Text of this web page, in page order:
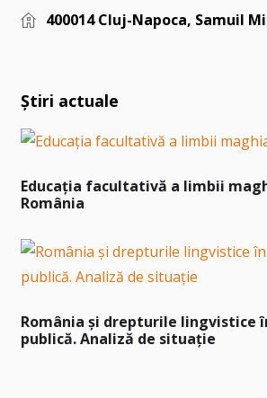
400014 Cluj-Napoca, Samuil
Știri actuale
Educația facultativă a limbii
România
România și drepturile lingvistice
publică. Analiză de situație